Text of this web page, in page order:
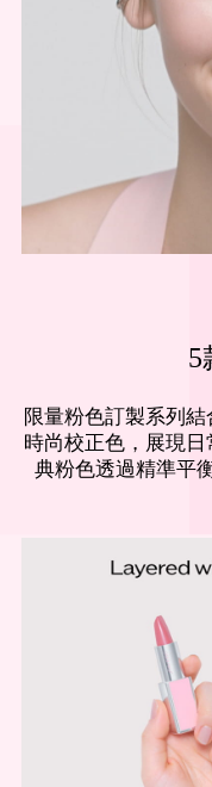
5
限量粉色訂製系列
時尚校正色，展現
典粉色透過精準平